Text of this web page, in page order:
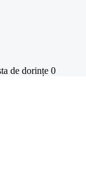
de dorințe 0